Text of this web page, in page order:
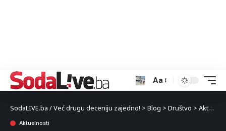
Aa
SodaLIVE.ba / Već drugu deceniju zajedno! > Blog > Društvo > Aktuelnosti
Aktuelnosti